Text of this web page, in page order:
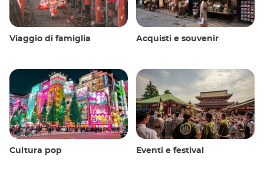
Viaggio di famiglia Acquisti e souvenir
Cultura pop Eventi e festival